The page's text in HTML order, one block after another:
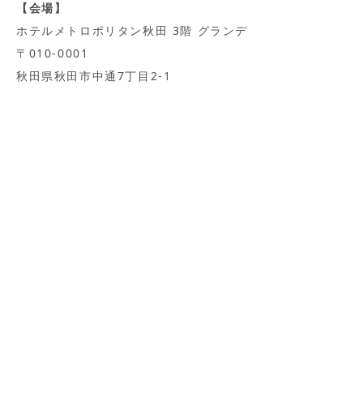
【会場】
ホテルメトロポリタン秋田 3階 グランデ
〒010-0001
秋田県秋田市中通7丁目2-1